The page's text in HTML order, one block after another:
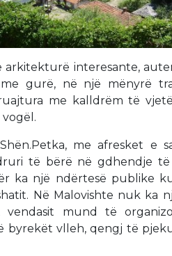
arkitekturë interesante,
gurë, në një mënyrë
me kalldrëm të
me afresket e
të bërë në gdhendje
ka një ndërtesë publike
Në Malovishte nuk ka
vendasit mund të
byrekët vlleh, qengj të